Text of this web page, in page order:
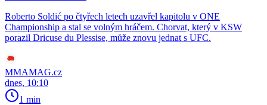
Roberto Soldić po čtyřech letech uzavřel kapitolu v ONE
Championship a stal se volným hráčem. Chorvat, který v KSW
porazil Dricuse du Plessise, může znovu jednat s UFC.
MMAMAG.cz
dnes, 10:10
1 min